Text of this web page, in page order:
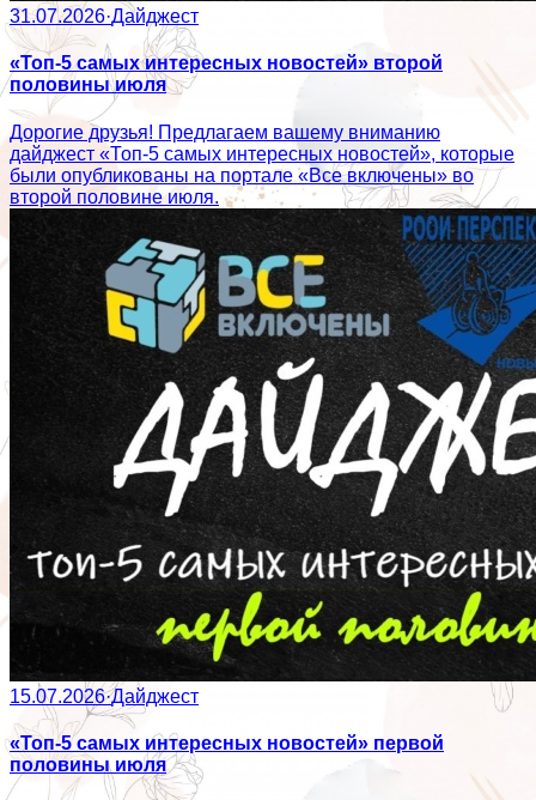
31.07.2026·Дайджест
«Топ-5 самых интересных новостей» второй
половины июля
Дорогие друзья! Предлагаем вашему вниманию
дайджест «Топ-5 самых интересных новостей», которые
были опубликованы на портале «Все включены» во
второй половине июля.
15.07.2026·Дайджест
«Топ-5 самых интересных новостей» первой
половины июля